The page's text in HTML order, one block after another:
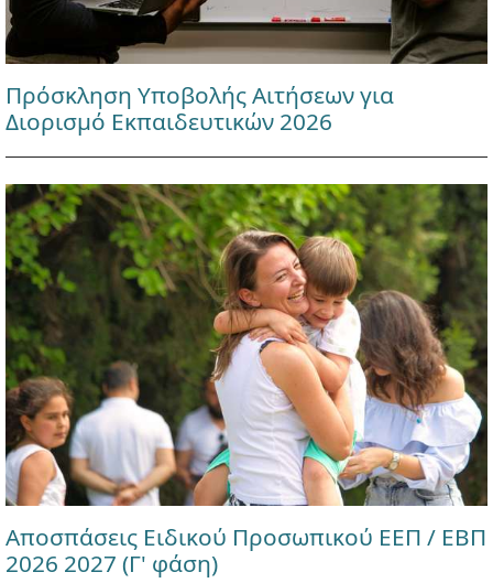
Πρόσκληση Υποβολής Αιτήσεων για
Διορισμό Εκπαιδευτικών 2026
Αποσπάσεις Ειδικού Προσωπικού ΕΕΠ / ΕΒΠ
2026 2027 (Γ' φάση)